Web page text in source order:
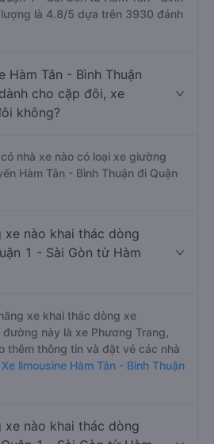
là 4.8/5 dựa trên 3930 đánh
Hàm Tân - Bình Thuận
cho cặp đôi, xe
không?
nhà xe nào có loại xe giường
Hàm Tân - Bình Thuận đi Quận
xe nào khai thác dòng
1 - Sài Gòn từ Hàm
xe khai thác dòng xe
này là xe Phương Trang,
thêm thông tin và đặt vé các nhà
Xe limousine Hàm Tân - Bình Thuận
xe nào khai thác dòng